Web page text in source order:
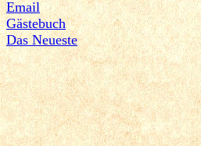
Email
Gästebuch
Das Neueste